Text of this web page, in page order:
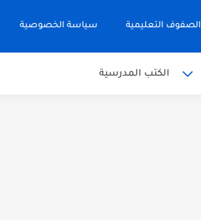
الصفوف التعليمية سياسة الخصوصية
الكتب المدرسية